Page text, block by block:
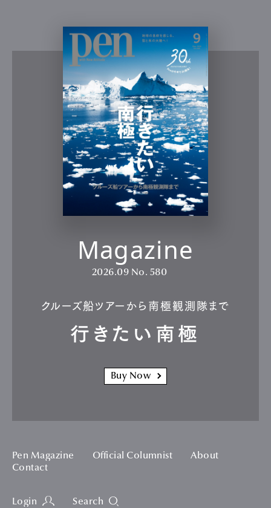
Magazine
2026.09 No. 580
クルーズ船ツアーから南極観測隊まで
行きたい南極
Buy Now
Pen Magazine Official Columnist
About
Contact
Login Search